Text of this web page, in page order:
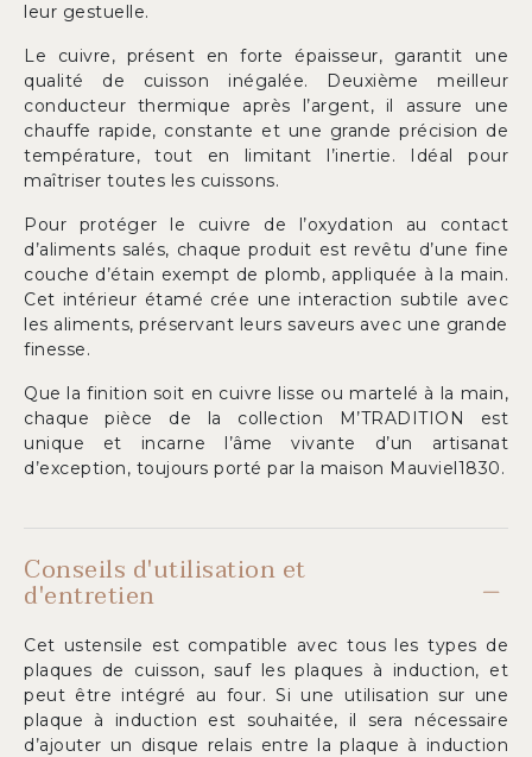
leur gestuelle.
Le cuivre, présent en forte épaisseur, garantit une
qualité de cuisson inégalée. Deuxième meilleur
conducteur thermique après l’argent, il assure une
chauffe rapide, constante et une grande précision de
température, tout en limitant l’inertie. Idéal pour
maîtriser toutes les cuissons.
Pour protéger le cuivre de l’oxydation au contact
d’aliments salés, chaque produit est revêtu d’une fine
couche d’étain exempt de plomb, appliquée à la main.
Cet intérieur étamé crée une interaction subtile avec
les aliments, préservant leurs saveurs avec une grande
finesse.
Que la finition soit en cuivre lisse ou martelé à la main,
chaque pièce de la collection M’TRADITION est
unique et incarne l’âme vivante d’un artisanat
d’exception, toujours porté par la maison Mauviel1830.
Conseils d'utilisation et
d'entretien
Cet ustensile est compatible avec tous les types de
plaques de cuisson, sauf les plaques à induction, et
peut être intégré au four. Si une utilisation sur une
plaque à induction est souhaitée, il sera nécessaire
d’ajouter un disque relais entre la plaque à induction